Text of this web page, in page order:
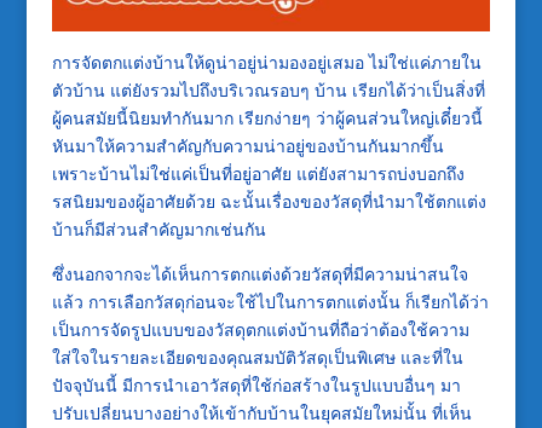
การจัดตกแต่งบ้านให้ดูน่าอยู่น่ามองอยู่เสมอ ไม่ใช่แค่ภายใน
ตัวบ้าน แต่ยังรวมไปถึงบริเวณรอบๆ บ้าน เรียกได้ว่าเป็นสิ่งที่
ผู้คนสมัยนี้นิยมทำกันมาก เรียกง่ายๆ ว่าผู้คนส่วนใหญ่เดี๋ยวนี้
หันมาให้ความสำคัญกับความน่าอยู่ของบ้านกันมากขึ้น
เพราะบ้านไม่ใช่แค่เป็นที่อยู่อาศัย แต่ยังสามารถบ่งบอกถึง
รสนิยมของผู้อาศัยด้วย ฉะนั้นเรื่องของวัสดุที่นำมาใช้ตกแต่ง
บ้านก็มีส่วนสำคัญมากเช่นกัน
ซึ่งนอกจากจะได้เห็นการตกแต่งด้วยวัสดุที่มีความน่าสนใจ
แล้ว การเลือกวัสดุก่อนจะใช้ไปในการตกแต่งนั้น ก็เรียกได้ว่า
เป็นการจัดรูปแบบของวัสดุตกแต่งบ้านที่ถือว่าต้องใช้ความ
ใส่ใจในรายละเอียดของคุณสมบัติวัสดุเป็นพิเศษ และที่ใน
ปัจจุบันนี้ มีการนำเอาวัสดุที่ใช้ก่อสร้างในรูปแบบอื่นๆ มา
ปรับเปลี่ยนบางอย่างให้เข้ากับบ้านในยุคสมัยใหม่นั้น ที่เห็น